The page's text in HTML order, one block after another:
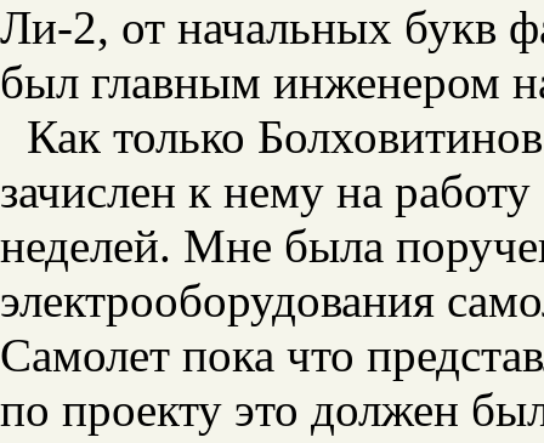
Ли-2, от начальных букв
был главным инженером
Как только
зачислен к нему на
неделей. Мне была
электрооборудования
Самолет пока что
по проекту это должен